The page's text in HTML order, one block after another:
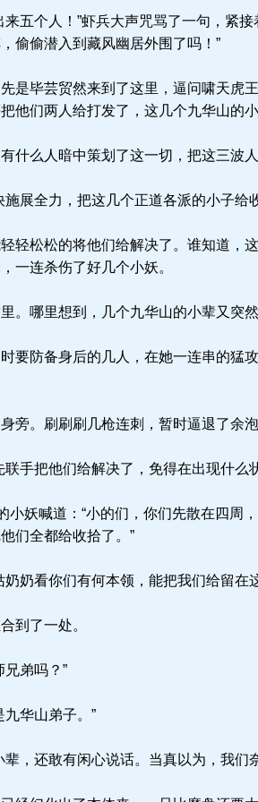
五个人！”虾兵大声咒骂了一句，紧接
偷偷潜入到藏风幽居外围了吗！”
是毕芸贸然来到了这里，逼问啸天虎
他们两人给打发了，这几个九华山的
么人暗中策划了这一切，把这三波
展全力，把这几个正道各派的小子给
轻松松的将他们给解决了。谁知道，
一连杀伤了好几个小妖。
哪里想到，几个九华山的小辈又突然
要防备身后的几人，在她一连串的猛
。刷刷刷几枪连刺，暂时逼退了余泡
手把他们给解决了，免得在出现什么
妖喊道：“小的们，你们先散在四周
们全都给收拾了。”
奶看你们有何本领，能把我们给留在
到了一处。
弟吗？”
华山弟子。”
，还敢有闲心说话。当真以为，我们